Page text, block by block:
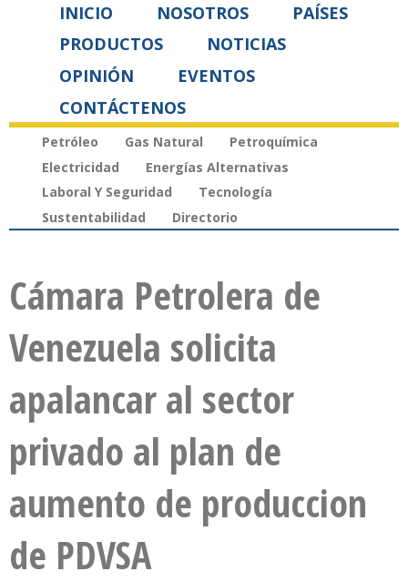
INICIO NOSOTROS
PAÍSES
PRODUCTOS
NOTICIAS
OPINIÓN
EVENTOS
CONTÁCTENOS
Petróleo Gas Natural
Petroquímica
Electricidad
Energías Alternativas
Laboral Y Seguridad
Tecnología
Sustentabilidad
Directorio
Cámara Petrolera de
Venezuela solicita
apalancar al sector
privado al plan de
aumento de produccion
de PDVSA